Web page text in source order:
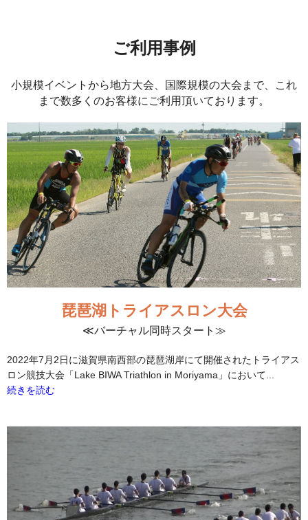
ご利用事例
小規模イベントから地方大会、国際規模の大会まで、これ
まで数多くのお客様にご利用頂いております。
琵琶湖トライアスロン大会
≪バーチャル同時スタート≫
2022年7月2日に滋賀県南西部の琵琶湖岸にて開催されたトライアス
ロン競技大会「Lake BIWA Triathlon in Moriyama」において...
続きを読む